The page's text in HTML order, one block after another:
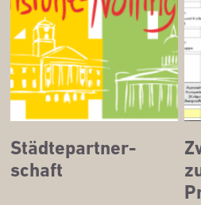
Städ­te­part­ner­
schaft